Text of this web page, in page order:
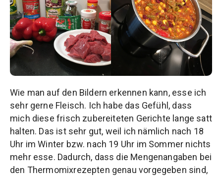
Wie man auf den Bildern erkennen kann, esse ich
sehr gerne Fleisch. Ich habe das Gefühl, dass
mich diese frisch zubereiteten Gerichte lange satt
halten. Das ist sehr gut, weil ich nämlich nach 18
Uhr im Winter bzw. nach 19 Uhr im Sommer nichts
mehr esse. Dadurch, dass die Mengenangaben bei
den Thermomixrezepten genau vorgegeben sind,